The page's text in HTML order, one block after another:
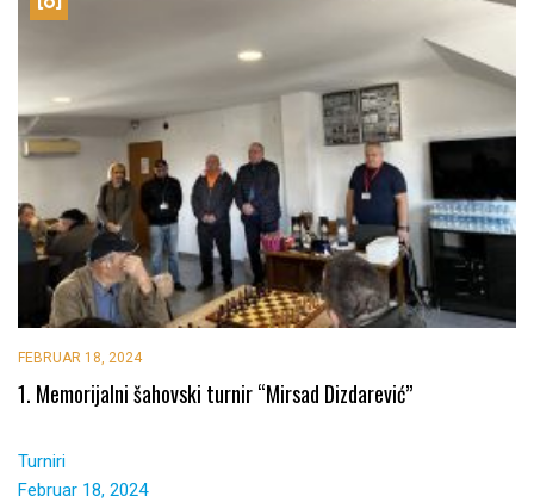
FEBRUAR 18, 2024
1. Memorijalni šahovski turnir “Mirsad Dizdarević”
Turniri
Februar 18, 2024